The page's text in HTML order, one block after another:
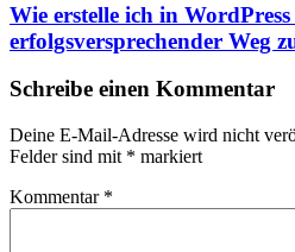
Wie erstelle ich in
erfolgsversprechender Weg
Schreibe einen Kommentar
Deine E-Mail-Adresse wird nicht
Felder sind mit * markiert
Kommentar *